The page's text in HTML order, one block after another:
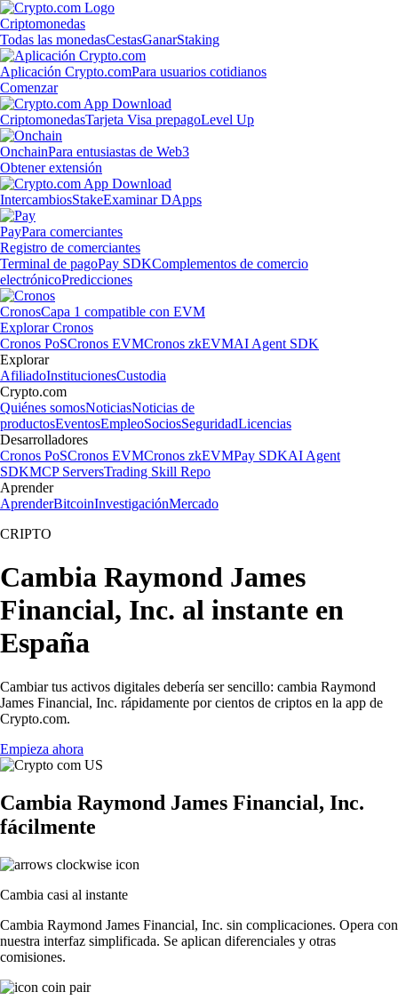
Criptomonedas
Todas las monedasCestasGanarStaking
Aplicación Crypto.comPara usuarios cotidianos
Comenzar
CriptomonedasTarjeta Visa prepagoLevel Up
OnchainPara entusiastas de Web3
Obtener extensión
IntercambiosStakeExaminar DApps
PayPara comerciantes
Registro de comerciantes
Terminal de pagoPay SDKComplementos de comercio
electrónicoPredicciones
CronosCapa 1 compatible con EVM
Explorar Cronos
Cronos PoSCronos EVMCronos zkEVMAI Agent SDK
Explorar
AfiliadoInstitucionesCustodia
Crypto.com
Quiénes somosNoticiasNoticias de
productosEventosEmpleoSociosSeguridadLicencias
Desarrolladores
Cronos PoSCronos EVMCronos zkEVMPay SDKAI Agent
SDKMCP ServersTrading Skill Repo
Aprender
AprenderBitcoinInvestigaciónMercado
CRIPTO
Cambia Raymond James
Financial, Inc. al instante en
España
Cambiar tus activos digitales debería ser sencillo: cambia Raymond
James Financial, Inc. rápidamente por cientos de criptos en la app de
Crypto.com.
Empieza ahora
Cambia Raymond James Financial, Inc.
fácilmente
Cambia casi al instante
Cambia Raymond James Financial, Inc. sin complicaciones. Opera con
nuestra interfaz simplificada. Se aplican diferenciales y otras
comisiones.